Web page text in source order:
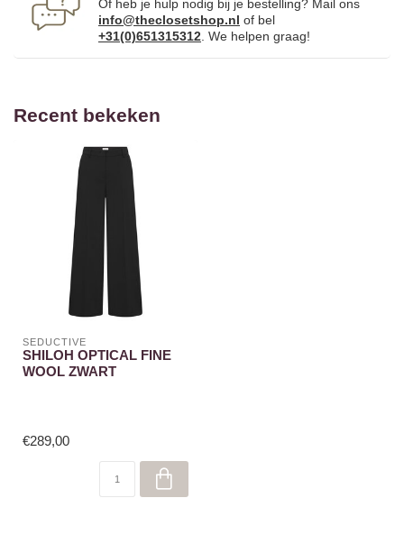
Of heb je hulp nodig bij je bestelling? Mail ons
info@theclosetshop.nl of bel
+31(0)651315312 . We helpen graag!
Recent bekeken
SEDUCTIVE
SHILOH OPTICAL FINE
WOOL ZWART
€289,00